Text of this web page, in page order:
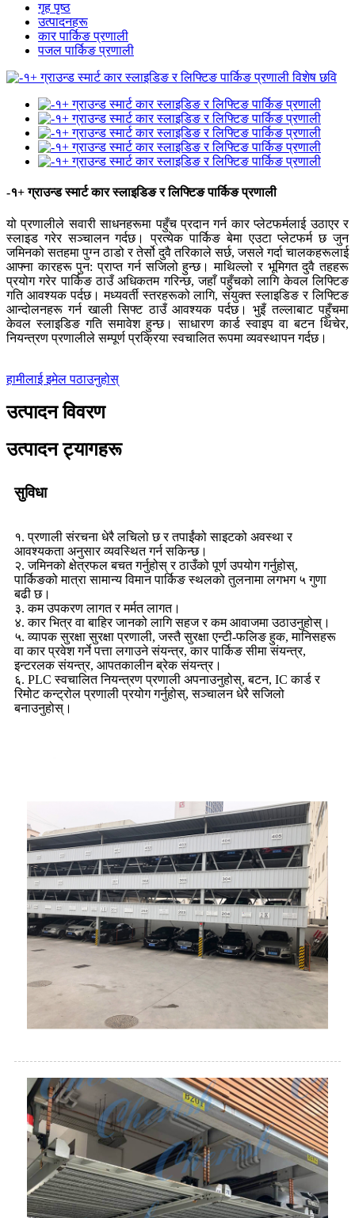
गृह पृष्ठ
उत्पादनहरू
कार पार्किङ प्रणाली
पजल पार्किङ प्रणाली
-१+ ग्राउन्ड स्मार्ट कार स्लाइडिङ र लिफ्टिङ पार्किङ प्रणाली
यो प्रणालीले सवारी साधनहरूमा पहुँच प्रदान गर्न कार प्लेटफर्मलाई उठाएर र
स्लाइड गरेर सञ्चालन गर्दछ। प्रत्येक पार्किङ बेमा एउटा प्लेटफर्म छ जुन
जमिनको सतहमा पुग्न ठाडो र तेर्सो दुवै तरिकाले सर्छ, जसले गर्दा चालकहरूलाई
आफ्ना कारहरू पुन: प्राप्त गर्न सजिलो हुन्छ। माथिल्लो र भूमिगत दुवै तहहरू
प्रयोग गरेर पार्किङ ठाउँ अधिकतम गरिन्छ, जहाँ पहुँचको लागि केवल लिफ्टिङ
गति आवश्यक पर्दछ। मध्यवर्ती स्तरहरूको लागि, संयुक्त स्लाइडिङ र लिफ्टिङ
आन्दोलनहरू गर्न खाली सिफ्ट ठाउँ आवश्यक पर्दछ। भुइँ तल्लाबाट पहुँचमा
केवल स्लाइडिङ गति समावेश हुन्छ। साधारण कार्ड स्वाइप वा बटन थिचेर,
नियन्त्रण प्रणालीले सम्पूर्ण प्रक्रिया स्वचालित रूपमा व्यवस्थापन गर्दछ।
हामीलाई इमेल पठाउनुहोस्
उत्पादन विवरण
उत्पादन ट्यागहरू
सुविधा
१. प्रणाली संरचना धेरै लचिलो छ र तपाईंको साइटको अवस्था र
आवश्यकता अनुसार व्यवस्थित गर्न सकिन्छ।
२. जमिनको क्षेत्रफल बचत गर्नुहोस् र ठाउँको पूर्ण उपयोग गर्नुहोस्,
पार्किङको मात्रा सामान्य विमान पार्किङ स्थलको तुलनामा लगभग ५ गुणा
बढी छ।
३. कम उपकरण लागत र मर्मत लागत।
४. कार भित्र वा बाहिर जानको लागि सहज र कम आवाजमा उठाउनुहोस्।
५. व्यापक सुरक्षा सुरक्षा प्रणाली, जस्तै सुरक्षा एन्टी-फलिङ हुक, मानिसहरू
वा कार प्रवेश गर्ने पत्ता लगाउने संयन्त्र, कार पार्किङ सीमा संयन्त्र,
इन्टरलक संयन्त्र, आपतकालीन ब्रेक संयन्त्र।
६. PLC स्वचालित नियन्त्रण प्रणाली अपनाउनुहोस्, बटन, IC कार्ड र
रिमोट कन्ट्रोल प्रणाली प्रयोग गर्नुहोस्, सञ्चालन धेरै सजिलो
बनाउनुहोस्।